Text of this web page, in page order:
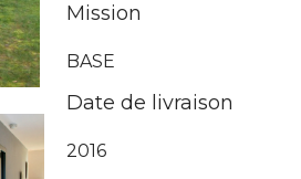
Mission
BASE
Date de livraison
2016